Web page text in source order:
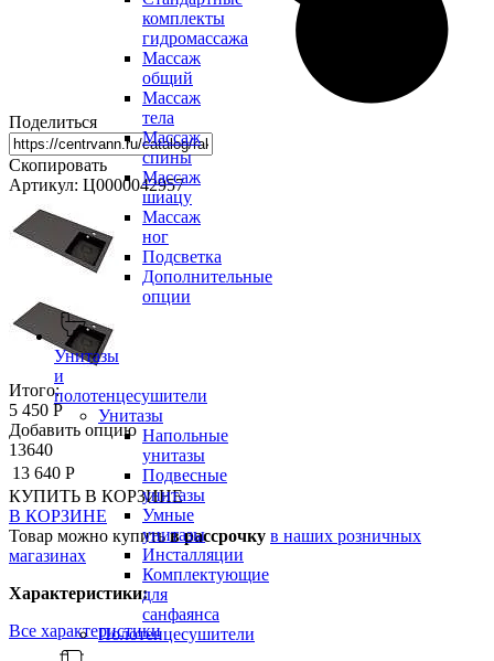
комплекты
гидромассажа
Массаж
общий
Массаж
тела
Массаж
спины
Массаж
шиацу
Массаж
ног
Подсветка
Дополнительные
опции
Унитазы
и
полотенцесушители
Унитазы
Напольные
унитазы
Подвесные
унитазы
Умные
унитазы
Инсталляции
Комплектующие
для
санфаянса
Полотенцесушители
Поделиться
Скопировать
Артикул: Ц0000042957
Итого:
5 450 Р
Добавить опцию
13640
13 640 Р
КУПИТЬ В КОРЗИНЕ
В КОРЗИНЕ
Товар можно купитьв рассрочку в наших розничных
магазинах
Характеристики:
Все характеристики